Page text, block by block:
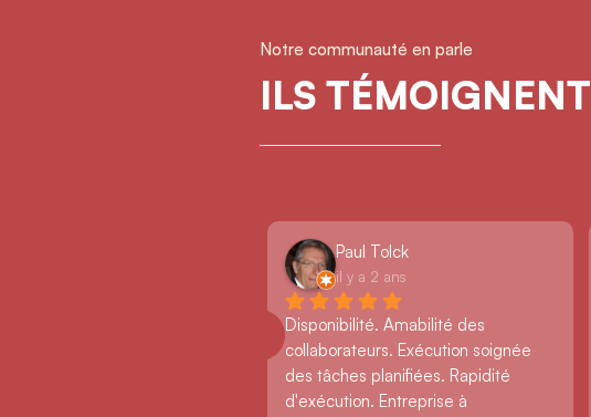
Notre communauté en parle
ILS TÉMOIGNENT
Paul Tolck
il y a 2 ans
Disponibilité. Amabilité des
collaborateurs. Exécution soignée
des tâches planifiées. Rapidité
d'exécution. Entreprise à